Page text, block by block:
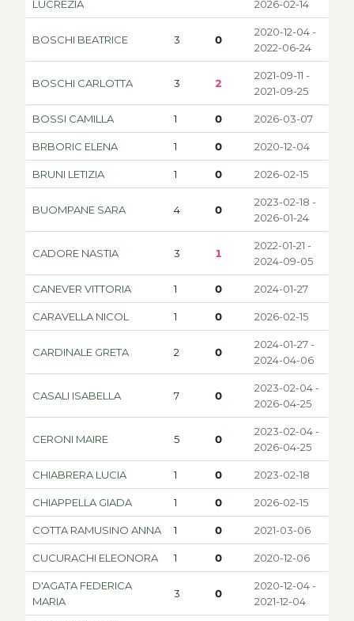
LUCREZIA 2026-02-14
BOSCHI BEATRICE 3 0
2020-12-04 -
2022-06-24
BOSCHI CARLOTTA 3 2
2021-09-11 -
2021-09-25
BOSSI CAMILLA 1 0 2026-03-07
BRBORIC ELENA 1 0 2020-12-04
BRUNI LETIZIA 1 0 2026-02-15
BUOMPANE SARA 4 0
2023-02-18 -
2026-01-24
CADORE NASTIA 3 1
2022-01-21 -
2024-09-05
CANEVER VITTORIA 1 0 2024-01-27
CARAVELLA NICOL 1 0 2026-02-15
CARDINALE GRETA 2 0
2024-01-27 -
2024-04-06
CASALI ISABELLA 7 0
2023-02-04 -
2026-04-25
CERONI MAIRE 5 0
2023-02-04 -
2026-04-25
CHIABRERA LUCIA 1 0 2023-02-18
CHIAPPELLA GIADA 1 0 2026-02-15
COTTA RAMUSINO ANNA 1 0 2021-03-06
CUCURACHI ELEONORA 1 0 2020-12-06
D'AGATA FEDERICA
MARIA
3 0
2020-12-04 -
2021-12-04